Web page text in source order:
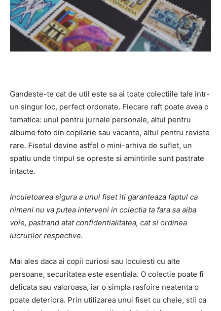
Gandeste-te cat de util este sa ai toate colectiile tale intr-
un singur loc, perfect ordonate. Fiecare raft poate avea o
tematica: unul pentru jurnale personale, altul pentru
albume foto din copilarie sau vacante, altul pentru reviste
rare. Fisetul devine astfel o mini-arhiva de suflet, un
spatiu unde timpul se opreste si amintirile sunt pastrate
intacte.
Incuietoarea sigura a unui fiset iti garanteaza faptul ca
nimeni nu va putea interveni in colectia ta fara sa aiba
voie, pastrand atat confidentialitatea, cat si ordinea
lucrurilor respective.
Mai ales daca ai copii curiosi sau locuiesti cu alte
persoane, securitatea este esentiala. O colectie poate fi
delicata sau valoroasa, iar o simpla rasfoire neatenta o
poate deteriora. Prin utilizarea unui fiset cu cheie, stii ca